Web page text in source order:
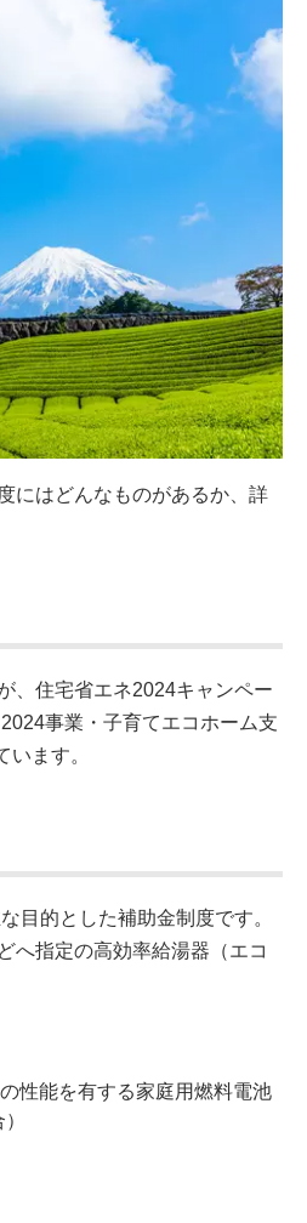
にはどんなものがあるか、詳
、住宅省エネ2024キャンペー
事業・子育てエコホーム支
ます。
目的とした補助金制度です。
へ指定の高効率給湯器（エコ
性能を有する家庭用燃料電池